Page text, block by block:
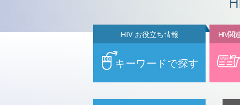
キーワードで探す
HIV お役立ち情報 HIV関